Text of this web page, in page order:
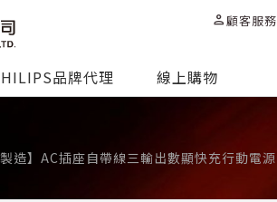
person顧客服務
品牌代理 線上購物
造】AC插座自帶線三輸出數顯快充行動電源